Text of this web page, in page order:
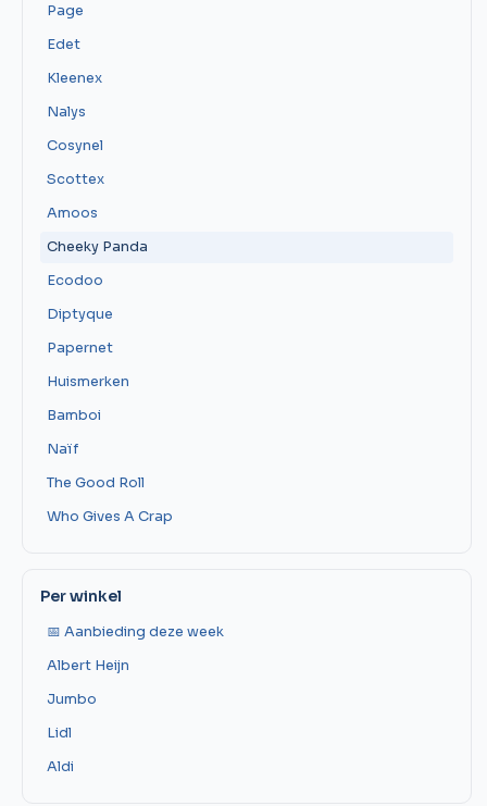
Page
Edet
Kleenex
Nalys
Cosynel
Scottex
Amoos
Cheeky Panda
Ecodoo
Diptyque
Papernet
Huismerken
Bamboi
Naïf
The Good Roll
Who Gives A Crap
Per winkel
📅 Aanbieding deze week
Albert Heijn
Jumbo
Lidl
Aldi